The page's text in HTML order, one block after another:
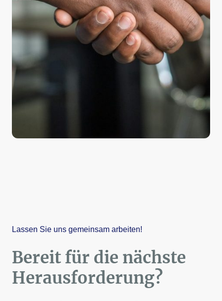
Lassen Sie uns gemeinsam arbeiten!
Bereit für die nächste
Herausforderung?